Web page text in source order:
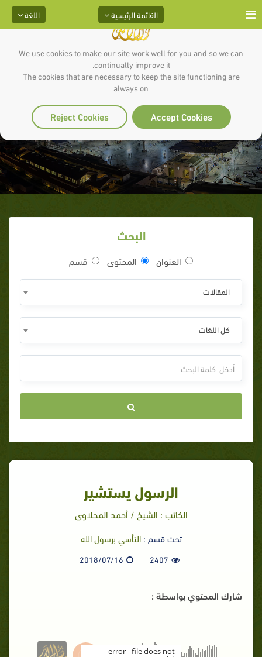
We use cookies to make our site work well for you and so we can
continually improve it.
The cookies that are necessary to keep the site functioning are
always on
Accept Cookies
Reject Cookies
اللغة القائمة الرئيسية
الرسول يستشير
البحث
العنوان المحتوى قسم
المقالات
كل اللغات
الرسول يستشير
الكاتب : الشيخ / أحمد المحلاوى
تحت قسم :التأسي برسول الله
2407
2018/07/16
شارك المحتوي بواسطة :
error - file does not